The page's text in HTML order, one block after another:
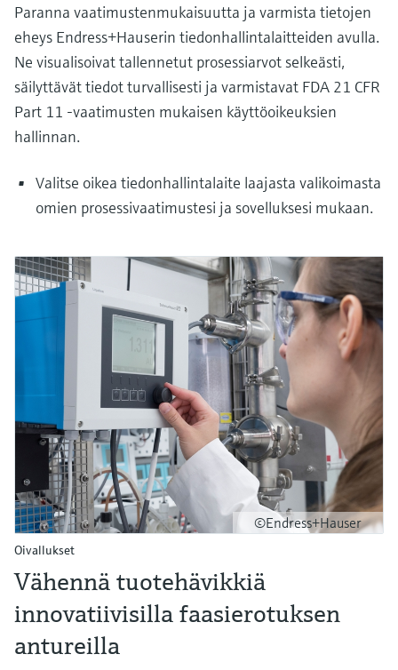
Paranna vaatimustenmukaisuutta ja varmista tietojen
eheys Endress+Hauserin tiedonhallintalaitteiden avulla.
Ne visualisoivat tallennetut prosessiarvot selkeästi,
säilyttävät tiedot turvallisesti ja varmistavat FDA 21 CFR
Part 11 -vaatimusten mukaisen käyttöoikeuksien
hallinnan.
Valitse oikea tiedonhallintalaite laajasta valikoimasta
omien prosessivaatimustesi ja sovelluksesi mukaan.
©Endress+Hauser
Oivallukset
Vähennä tuotehävikkiä
innovatiivisilla faasierotuksen
antureilla